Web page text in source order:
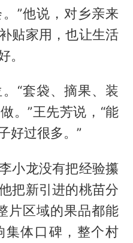
”他说，对乡亲来
贴家用，也让生活
。
“套袋、摘果、装
。”王先芳说，“能
好过很多。”
小龙没有把经验攥
把新引进的桃苗分
片区域的果品都能
集体口碑，整个村